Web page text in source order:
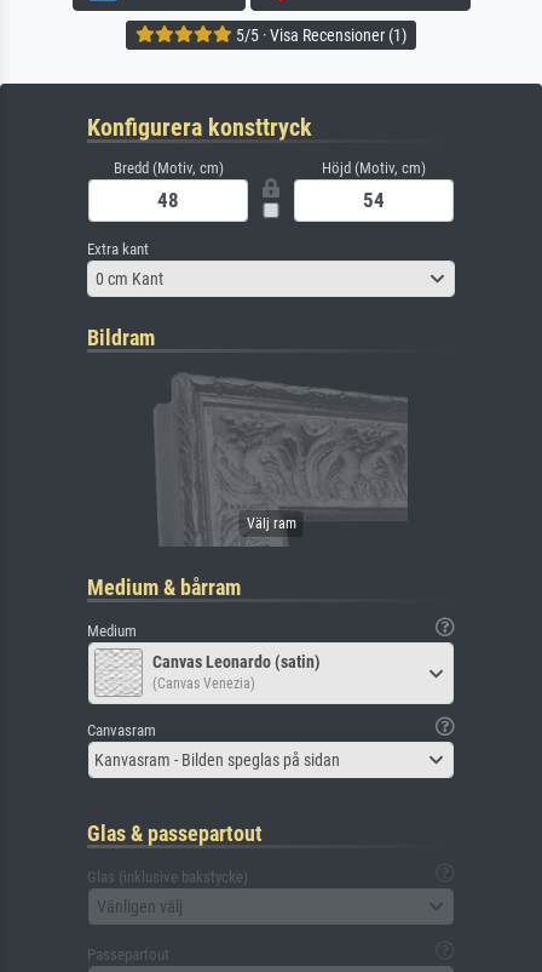
5/5 · Visa Recensioner (1)
Konfigurera konsttryck
Bredd (Motiv, cm) Höjd (Motiv, cm)
Extra kant
0 cm Kant
Bildram
Medium & bårram
Medium
Canvas Leonardo (satin)
(Canvas Venezia)
Canvasram
Kanvasram - Bilden speglas på sidan
Glas & passepartout
Glas (inklusive bakstycke)
Vänligen välj
Passepartout